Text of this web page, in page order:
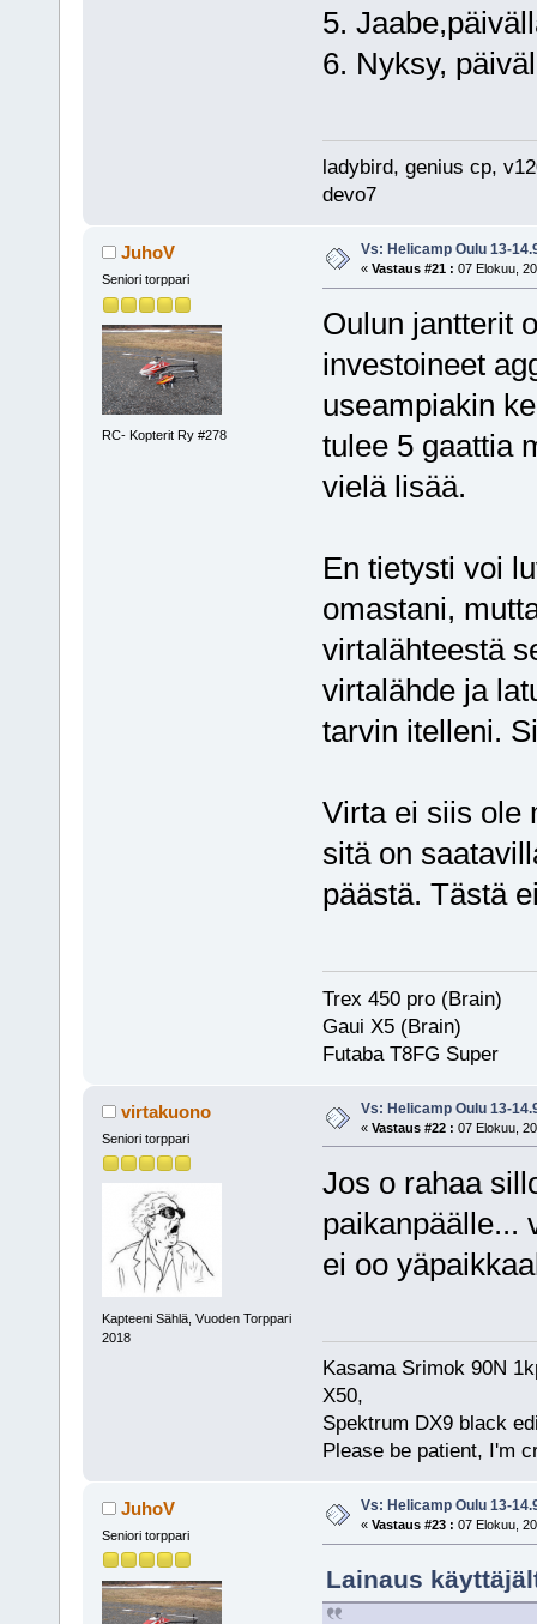
5.
6. Nyksy,
ladybird, genius cp,
devo7
JuhoV
Seniori torppari
RC- Kopterit Ry #278
Vs: Helicamp Oulu 13-
« Vastaus #21 : 07 Elokuu,
Oulun jantterit
investoineet
useampiakin
tulee 5 gaattia
vielä lisää.
En tietysti voi
omastani,
virtalähteestä
virtalähde ja
tarvin itelleni.
Virta ei siis ole
sitä on
päästä. Tästä
Trex 450 pro (Brain)
Gaui X5 (Brain)
Futaba T8FG Super
virtakuono
Seniori torppari
Kapteeni Sählä, Vuoden Torppari
2018
Vs: Helicamp Oulu 13-
« Vastaus #22 : 07 Elokuu,
Jos o rahaa
paikanpäälle...
ei oo
Kasama Srimok 90N
X50,
Spektrum DX9 black
Please be patient, I'm
JuhoV
Seniori torppari
Vs: Helicamp Oulu 13-
« Vastaus #23 : 07 Elokuu,
Lainaus